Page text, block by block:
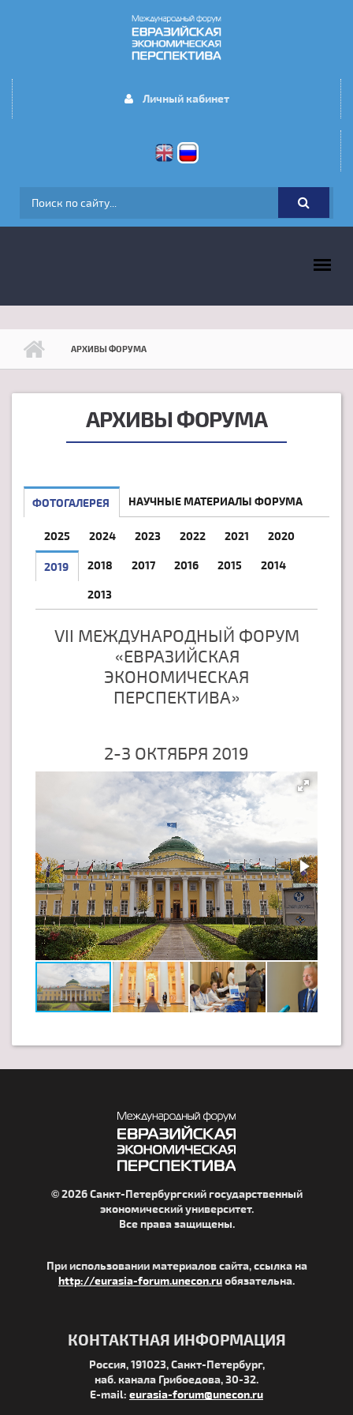
Личный кабинет
ФОРМА ПОИСКА
АРХИВЫ ФОРУМА
АРХИВЫ ФОРУМА
ФОТОГАЛЕРЕЯ НАУЧНЫЕ МАТЕРИАЛЫ ФОРУМА
2025 2024 2023 2022 2021 2020
2019 2018 2017 2016 2015 2014
2013
VII МЕЖДУНАРОДНЫЙ ФОРУМ
«ЕВРАЗИЙСКАЯ
ЭКОНОМИЧЕСКАЯ
ПЕРСПЕКТИВА»
2-3 ОКТЯБРЯ 2019
© 2026 Санкт-Петербургский государственный
экономический университет.
Все права защищены.
При использовании материалов сайта, ссылка на
http://eurasia-forum.unecon.ruобязательна.
КОНТАКТНАЯ ИНФОРМАЦИЯ
Россия, 191023, Санкт-Петербург,
наб. канала Грибоедова, 30-32.
E-mail: eurasia-forum@unecon.ru